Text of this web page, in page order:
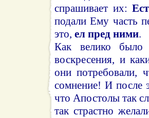
спрашивает их:
подали Ему часть
это, ел пред ними.
Как велико было
воскресения, и
они потребовали,
сомнение! И после
что Апостолы так
так страстно